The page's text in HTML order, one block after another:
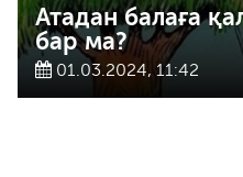
Атадан балаға
бар ма?
01.03.2024, 11:42